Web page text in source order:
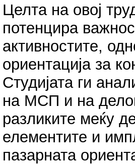
Целта на овој
потенцира
активностите,
ориентација за
Студијата ги
на МСП и на
разликите меќу
елементите и
пазарната